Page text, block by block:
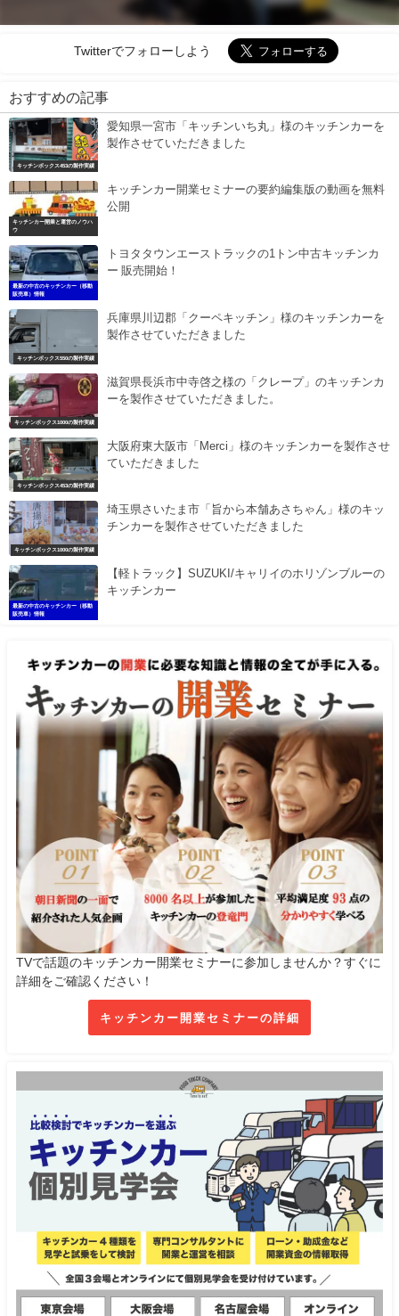
Twitterでフォローしよう
おすすめの記事
キッチンボックス453の製作実績
愛知県一宮市「キッチンいち丸」様のキッチンカーを
製作させていただきました
キッチンカー開業と運営のノウハ
ウ
キッチンカー開業セミナーの要約編集版の動画を無料
公開
最新の中古のキッチンカー（移動
販売車）情報
トヨタタウンエーストラックの1トン中古キッチンカ
ー 販売開始！
キッチンボックス550の製作実績
兵庫県川辺郡「クーペキッチン」様のキッチンカーを
製作させていただきました
キッチンボックス1000の製作実績
滋賀県長浜市中寺啓之様の「クレープ」のキッチンカ
ーを製作させていただきました。
キッチンボックス453の製作実績
大阪府東大阪市「Merci」様のキッチンカーを製作させ
ていただきました
キッチンボックス1000の製作実績
埼玉県さいたま市「旨から本舗あさちゃん」様のキッ
チンカーを製作させていただきました
最新の中古のキッチンカー（移動
販売車）情報
【軽トラック】SUZUKI/キャリイのホリゾンブルーの
キッチンカー
TVで話題のキッチンカー開業セミナーに参加しませんか？すぐに
詳細をご確認ください！
キッチンカー開業セミナーの詳細